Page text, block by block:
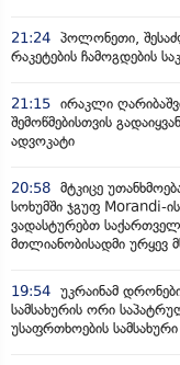
21:24 პოლონეთი,
რაკეტების ჩამოგდების
21:15 ირაკლი
შემოწმებისთვის
ადვოკატი
20:58 მტკიცე
სოხუმში ჯგუფ Morandi-
ვადასტურებთ
მთლიანობისადმი ურყევ
19:54 უკრაინამ
სამსახურის ორი
უსაფრთხოების სამსახური